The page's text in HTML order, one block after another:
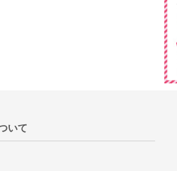
いて